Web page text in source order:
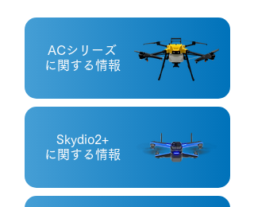
ACシリーズ
に関する情報
Skydio2+
に関する情報